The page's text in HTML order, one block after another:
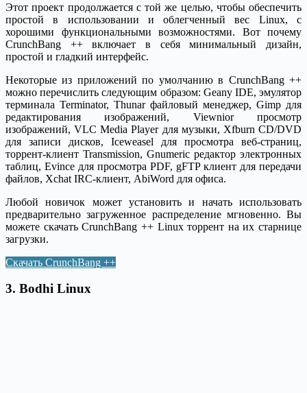
Этот проект продолжается с той же целью, чтобы обеспечить
простой в использовании и облегченный вес Linux, с
хорошими функциональными возможностями. Вот почему
CrunchBang ++ включает в себя минимальный дизайн,
простой и гладкий интерфейс.
Некоторые из приложений по умолчанию в CrunchBang ++
можно перечислить следующим образом: Geany IDE, эмулятор
терминала Terminator, Thunar файловый менеджер, Gimp для
редактирования изображений, Viewnior просмотр
изображений, VLC Media Player для музыки, Xfburn CD/DVD
для записи дисков, Iceweasel для просмотра веб-страниц,
торрент-клиент Transmission, Gnumeric редактор электронных
таблиц, Evince для просмотра PDF, gFTP клиент для передачи
файлов, Xchat IRC-клиент, AbiWord для офиса.
Любой новичок может установить и начать использовать
предварительно загруженное распределение мгновенно. Вы
можете скачать CrunchBang ++ Linux торрент на их старнице
загрузки.
Скачать CrunchBang ++
3. Bodhi Linux